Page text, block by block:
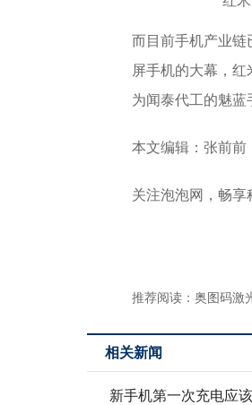
而目前手机产业链
屏手机的大幕，
为闻泰代工的魅蓝
本文编辑：张前前
关注泡泡网，畅享
推荐阅读： 奥图码激
相关新闻
新手机第一次充电应